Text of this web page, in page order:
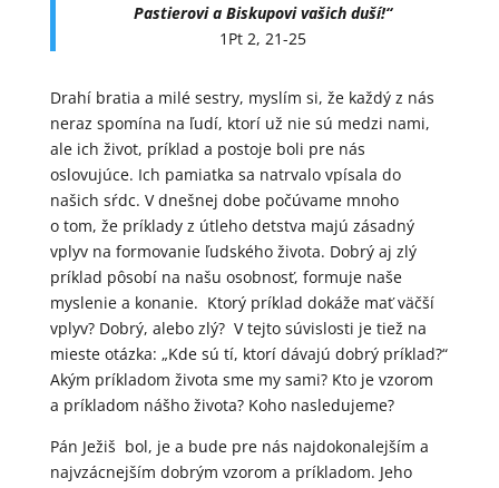
Pastierovi a Biskupovi vašich duší!“
1Pt 2, 21-25
Drahí bratia a milé sestry, myslím si, že každý z nás
neraz spomína na ľudí, ktorí už nie sú medzi nami,
ale ich život, príklad a postoje boli pre nás
oslovujúce. Ich pamiatka sa natrvalo vpísala do
našich sŕdc. V dnešnej dobe počúvame mnoho
o tom, že príklady z útleho detstva majú zásadný
vplyv na formovanie ľudského života. Dobrý aj zlý
príklad pôsobí na našu osobnosť, formuje naše
myslenie a konanie. Ktorý príklad dokáže mať väčší
vplyv? Dobrý, alebo zlý? V tejto súvislosti je tiež na
mieste otázka: „Kde sú tí, ktorí dávajú dobrý príklad?“
Akým príkladom života sme my sami? Kto je vzorom
a príkladom nášho života? Koho nasledujeme?
Pán Ježiš bol, je a bude pre nás najdokonalejším a
najvzácnejším dobrým vzorom a príkladom. Jeho